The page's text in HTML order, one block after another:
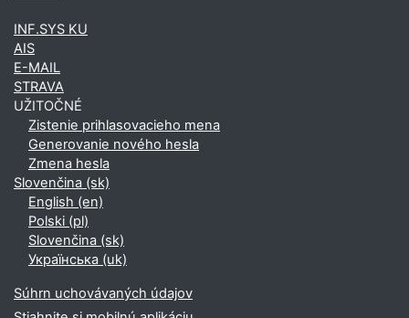
INF.SYS KU
AIS
E-MAIL
STRAVA
UŽITOČNÉ
Zistenie prihlasovacieho mena
Generovanie nového hesla
Zmena hesla
Slovenčina ‎(sk)‎
English ‎(en)‎
Polski ‎(pl)‎
Slovenčina ‎(sk)‎
Українська ‎(uk)‎
Súhrn uchovávaných údajov